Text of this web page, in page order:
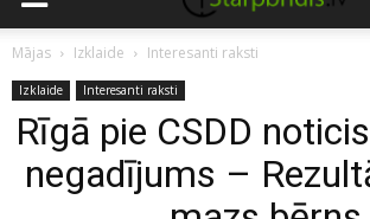
Mājas Izklaide Interesanti raksti
Izklaide Interesanti raksti
Rīgā pie CSDD
negadījums –